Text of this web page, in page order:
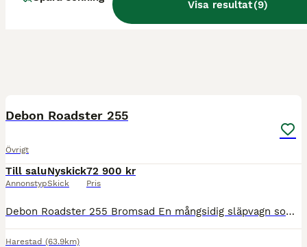
Visa resultat(9)
Debon Roadster 255
Övrigt
Till salu
Annonstyp
Nyskick
Skick
72 900 kr
Pris
Debon Roadster 255 Bromsad En mångsidig släpvagn som passar både företag och privatpersoner. Med sin höga lastvikt, den kraftiga rampen och ett rymligt och väderskyddat lastutrymme är Roadster 255 et
Harestad (63.9km)